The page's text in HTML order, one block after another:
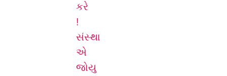
કરે
!
સંસ્થા
એ
જોયુ